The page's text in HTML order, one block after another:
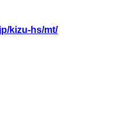
kizu-hs/mt/